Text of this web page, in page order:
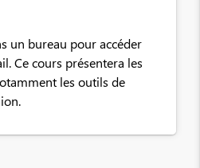
un bureau pour accéder
Ce cours présentera les
les outils de